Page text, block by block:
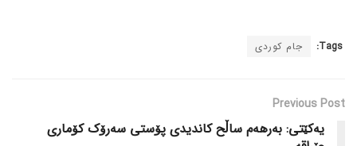
Tags: جام کوردی
Previous Post
یەکێتی: بەرهەم ساڵح کاندیدی پۆستی سەرۆک کۆماری